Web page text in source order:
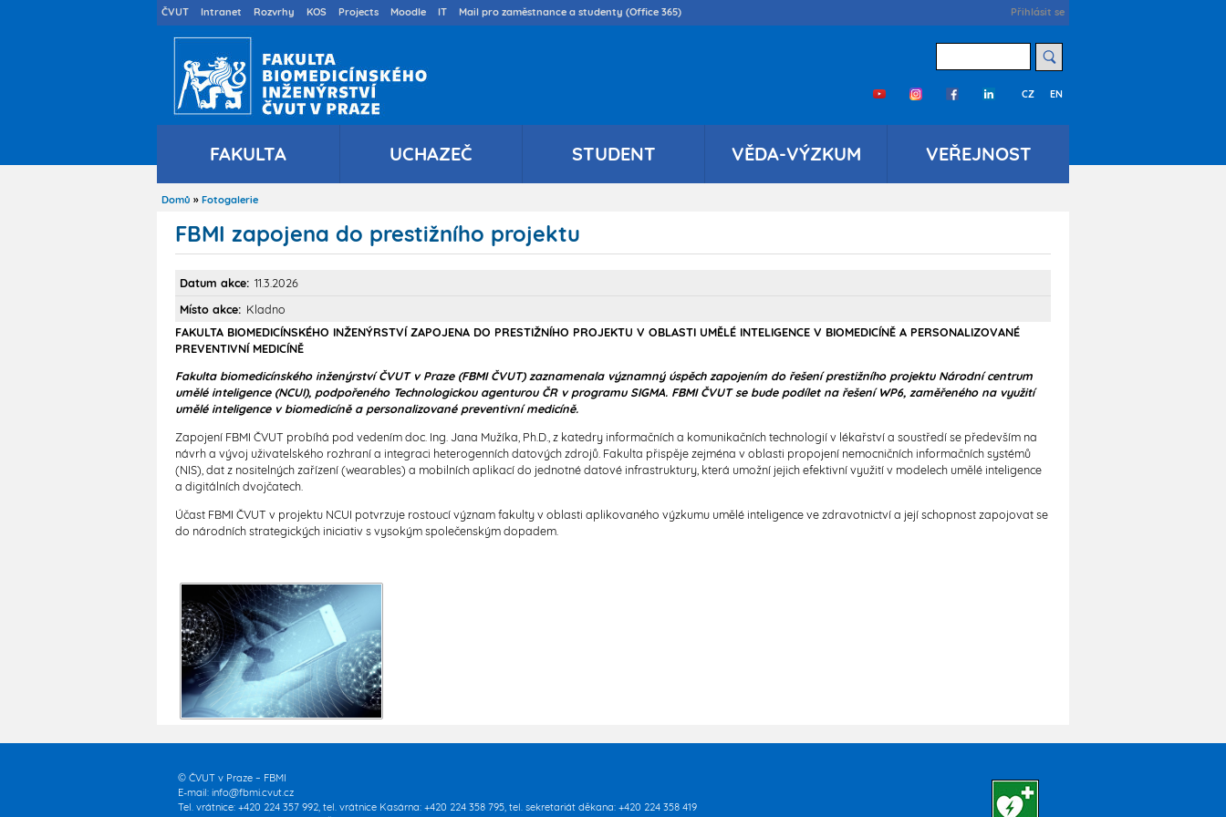
Přejít
k
Druhé
menu
ČVUT Intranet Rozvrhy KOS Projects Moodle IT Mail pro zaměstnance a studenty (Office 365)
User
account
menu
Přihlásit se
Třetí
cs
CZ EN
FAKULTA UCHAZEČ STUDENT VĚDA-VÝZKUM VEŘEJNOST
Drobečková
Domů Fotogalerie
FBMI zapojena do prestižního projektu
Datum akce 11.3.2026
Místo akce
Kladno
FAKULTA BIOMEDICÍNSKÉHO INŽENÝRSTVÍ ZAPOJENA DO PRESTIŽNÍHO PROJEKTU V OBLASTI UMĚLÉ INTELIGENCE V BIOMEDICÍNĚ A PERSONALIZOVANÉ
PREVENTIVNÍ MEDICÍNĚ
Fakulta biomedicínského inženýrství ČVUT v Praze (FBMI ČVUT) zaznamenala významný úspěch zapojením do řešení prestižního projektu Národní centrum
umělé inteligence (NCUI), podpořeného Technologickou agenturou ČR v programu SIGMA. FBMI ČVUT se bude podílet na řešení WP6, zaměřeného na využití
umělé inteligence v biomedicíně a personalizované preventivní medicíně.
Zapojení FBMI ČVUT probíhá pod vedením doc. Ing. Jana Mužíka, Ph.D., z katedry informačních a komunikačních technologií v lékařství a soustředí se především na
návrh a vývoj uživatelského rozhraní a integraci heterogenních datových zdrojů. Fakulta přispěje zejména v oblasti propojení nemocničních informačních systémů
(NIS), dat z nositelných zařízení (wearables) a mobilních aplikací do jednotné datové infrastruktury, která umožní jejich efektivní využití v modelech umělé inteligence
a digitálních dvojčatech.
Účast FBMI ČVUT v projektu NCUI potvrzuje rostoucí význam fakulty v oblasti aplikovaného výzkumu umělé inteligence ve zdravotnictví a její schopnost zapojovat se
do národních strategických iniciativ s vysokým společenským dopadem.
© ČVUT v Praze – FBMI
E-mail: info@fbmi.cvut.cz
Tel. vrátnice: +420 224 357 992, tel. vrátnice Kasárna: +420 224 358 795, tel. sekretariát děkana: +420 224 358 419